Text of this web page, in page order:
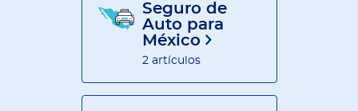
Seguro de
Auto para
México
2 artículos